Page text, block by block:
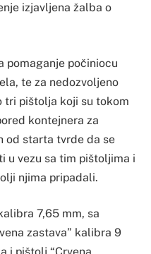
izjavljena žalba o
pomaganje počiniocu
te za nedozvoljeno
tri pištolja koji su tokom
kontejnera za
od starta tvrde da se
u vezu sa tim pištoljima i
njima pripadali.
7,65 mm, sa
zastava” kalibra 9